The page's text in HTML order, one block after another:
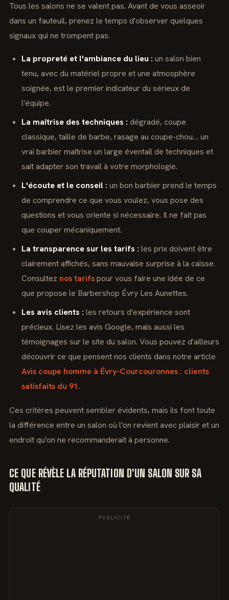
Tous les salons ne se valent pas. Avant de vous asseoir
dans un fauteuil, prenez le temps d'observer quelques
signaux qui ne trompent pas.
La propreté et l'ambiance du lieu : un salon bien
tenu, avec du matériel propre et une atmosphère
soignée, est le premier indicateur du sérieux de
l'équipe.
La maîtrise des techniques : dégradé, coupe
classique, taille de barbe, rasage au coupe-chou… un
vrai barbier maîtrise un large éventail de techniques et
sait adapter son travail à votre morphologie.
L'écoute et le conseil : un bon barbier prend le temps
de comprendre ce que vous voulez, vous pose des
questions et vous oriente si nécessaire. Il ne fait pas
que couper mécaniquement.
La transparence sur les tarifs : les prix doivent être
clairement affichés, sans mauvaise surprise à la caisse.
Consultez nos tarifspour vous faire une idée de ce
que propose le Barbershop Évry Les Aunettes.
Les avis clients : les retours d'expérience sont
précieux. Lisez les avis Google, mais aussi les
témoignages sur le site du salon. Vous pouvez d'ailleurs
découvrir ce que pensent nos clients dans notre article
Avis coupe homme à Évry-Courcouronnes : clients
satisfaits du 91.
Ces critères peuvent sembler évidents, mais ils font toute
la différence entre un salon où l'on revient avec plaisir et un
endroit qu'on ne recommanderait à personne.
CE QUE RÉVÈLE LA RÉPUTATION D'UN SALON SUR SA
QUALITÉ
PUBLICITÉ